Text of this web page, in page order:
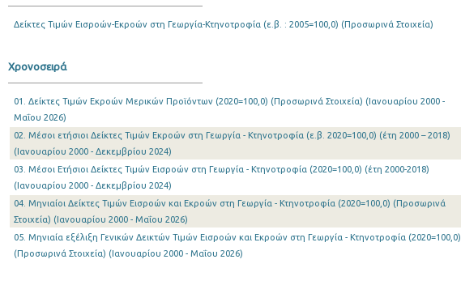
Δείκτες Τιμών Εισροών-Εκροών στη Γεωργία-Κτηνοτροφία (ε.β. : 2005=100,0) (Προσωρινά Στοιχεία)
Χρονοσειρά
01. Δείκτες Τιμών Εκροών Μερικών Προϊόντων (2020=100,0) (Προσωρινά Στοιχεία) (Ιανουαρίου 2000 -
Μαΐου 2026)
02. Μέσοι ετήσιοι Δείκτες Τιμών Εκροών στη Γεωργία - Κτηνοτροφία (ε.β. 2020=100,0) (έτη 2000 – 2018)
(Ιανουαρίου 2000 - Δεκεμβρίου 2024)
03. Μέσοι Ετήσιοι Δείκτες Τιμών Εισροών στη Γεωργία - Κτηνοτροφία (2020=100,0) (έτη 2000-2018)
(Ιανουαρίου 2000 - Δεκεμβρίου 2024)
04. Μηνιαίοι Δείκτες Τιμών Εισροών και Εκροών στη Γεωργία - Κτηνοτροφία (2020=100,0) (Προσωρινά
Στοιχεία) (Ιανουαρίου 2000 - Μαΐου 2026)
05. Μηνιαία εξέλιξη Γενικών Δεικτών Τιμών Εισροών και Εκροών στη Γεωργία - Κτηνοτροφία (2020=100,0)
(Προσωρινά Στοιχεία) (Ιανουαρίου 2000 - Μαΐου 2026)